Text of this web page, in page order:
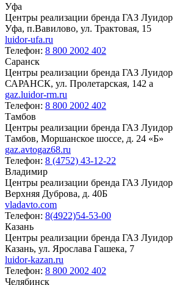
Уфа
Центры реализации бренда ГАЗ
Уфа, п.Вавилово, ул. Трактовая, 15
luidor-ufa.ru
Телефон: 8 800 2002 402
Саранск
Центры реализации бренда ГАЗ Луидор
САРАНСК, ул. Пролетарская, 142 а
gaz.luidor-rm.ru
Телефон: 8 800 2002 402
Тамбов
Центры реализации бренда ГАЗ
Тамбов, Моршанское шоссе, д. 24 «Б»
gaz.avtogaz68.ru
Телефон: 8 (4752) 43-12-22
Владимир
Центры реализации бренда ГАЗ
Верхняя Дуброва, д. 40Б
vladavto.com
Телефон: 8(4922)54-53-00
Казань
Центры реализации бренда ГАЗ Луидор
Казань, ул. Ярослава Гашека, 7
luidor-kazan.ru
Телефон: 8 800 2002 402
Челябинск